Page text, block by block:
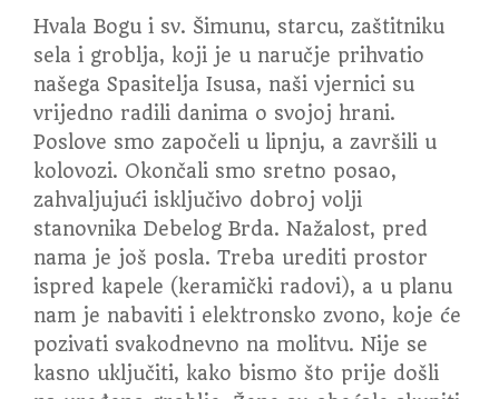
Hvala Bogu i sv. Šimunu, starcu, zaštitniku
sela i groblja, koji je u naručje prihvatio
našega Spasitelja Isusa, naši vjernici su
vrijedno radili danima o svojoj hrani.
Poslove smo započeli u lipnju, a završili u
kolovozi. Okončali smo sretno posao,
zahvaljujući isključivo dobroj volji
stanovnika Debelog Brda. Nažalost, pred
nama je još posla. Treba urediti prostor
ispred kapele (keramički radovi), a u planu
nam je nabaviti i elektronsko zvono, koje će
pozivati svakodnevno na molitvu. Nije se
kasno uključiti, kako bismo što prije došli